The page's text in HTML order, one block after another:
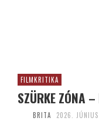
FILMKRITIKA
SZÜRKE ZÓNA
BRITA 2026.